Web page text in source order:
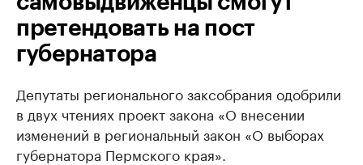
претендовать на пост
губернатора
Депутаты регионального заксобрания одобрили
в двух чтениях проект закона «О внесении
изменений в региональный закон «О выборах
губернатора Пермского края».